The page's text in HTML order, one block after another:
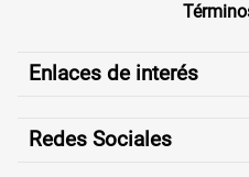
Enlaces de interés
Redes Sociales